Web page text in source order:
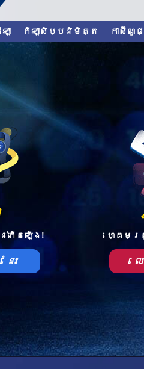
ា កីឡាសិប្បនិមិត្ត កាស៊ីណូ
កើតឡើង!
េះ
ហ្គេម
ល